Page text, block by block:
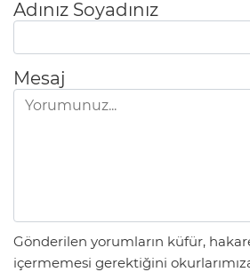
Adınız Soyadınız
Mesaj
Gönderilen yorumların küfür,
içermemesi gerektiğini